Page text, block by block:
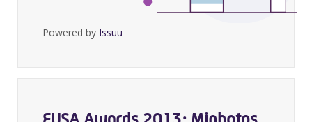
Powered by Issuu